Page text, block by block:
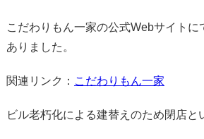
こだわりもん一家の公式Webサイトに
ありました。
関連リンク： こだわりもん一家
ビル老朽化による建替えのため閉店と